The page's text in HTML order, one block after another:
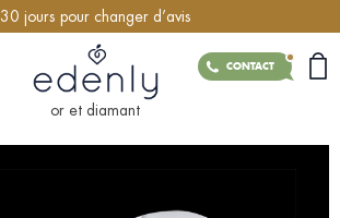
30 jours pour changer d’avis
CONTACT
or et diamant